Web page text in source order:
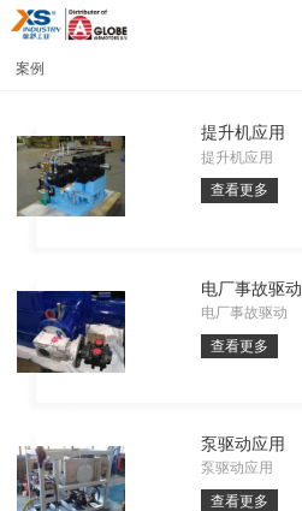
案例
提升机应用
提升机应用
查看更多
电厂事故驱动
电厂事故驱动
查看更多
泵驱动应用
泵驱动应用
查看更多